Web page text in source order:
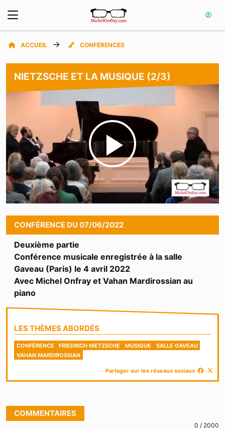
ACCUEIL CONFÉRENCES
NIETZSCHE ET LA MUSIQUE (2/3)
Play
Video
CONFÉRENCE DU 07/06/2022
Deuxième partie
Conférence musicale enregistrée à la salle
Gaveau (Paris) le 4 avril 2022
Avec Michel Onfray et Vahan Mardirossian au
piano
LES THÈMES ABORDÉS
CONFÉRENCE FRIEDRICH NIETZSCHE MUSIQUE
SALLE GAVEAU
VAHAN MARDIROSSIAN
Partager sur les réseaux sociaux
COMMENTAIRES
0 / 2000